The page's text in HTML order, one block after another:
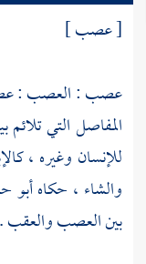
[ عصب ]
عصب : العصب : عصب
المفاصل التي
للإنسان وغيره ،
والشاء ، حكاهأبو
بين العصب والعقب .